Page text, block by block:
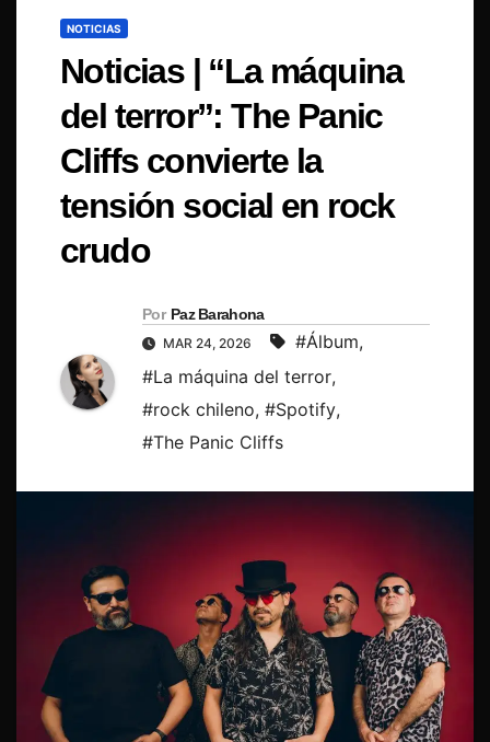
NOTICIAS
Noticias | “La máquina
del terror”: The Panic
Cliffs convierte la
tensión social en rock
crudo
Por Paz Barahona
MAR 24, 2026 #Álbum,
#La máquina del terror,
#rock chileno, #Spotify,
#The Panic Cliffs